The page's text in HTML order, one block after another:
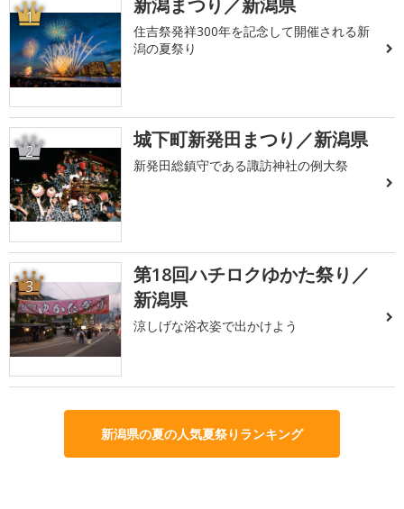
1 新潟まつり／新潟県
住吉祭発祥300年を記念して開催される新
潟の夏祭り
2 城下町新発田まつり／新潟県
新発田総鎮守である諏訪神社の例大祭
3
第18回ハチロクゆかた祭り／
新潟県
涼しげな浴衣姿で出かけよう
新潟県の夏の人気夏祭りランキング